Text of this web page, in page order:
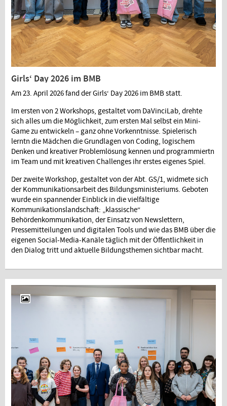
Girls‘ Day 2026 im BMB
Am 23. April 2026 fand der Girls‘ Day 2026 im BMB statt.
Im ersten von 2 Workshops, gestaltet vom DaVinciLab, drehte
sich alles um die Möglichkeit, zum ersten Mal selbst ein Mini-
Game zu entwickeln – ganz ohne Vorkenntnisse. Spielerisch
lerntn die Mädchen die Grundlagen von Coding, logischem
Denken und kreativer Problemlösung kennen und programmiertn
im Team und mit kreativen Challenges ihr erstes eigenes Spiel.
Der zweite Workshop, gestaltet von der Abt. GS/1, widmete sich
der Kommunikationsarbeit des Bildungsministeriums. Geboten
wurde ein spannender Einblick in die vielfältige
Kommunikationslandschaft: „klassische“
Behördenkommunikation, der Einsatz von Newslettern,
Pressemitteilungen und digitalen Tools und wie das BMB über die
eigenen Social-Media-Kanäle täglich mit der Öffentlichkeit in
den Dialog tritt und aktuelle Bildungsthemen sichtbar macht.